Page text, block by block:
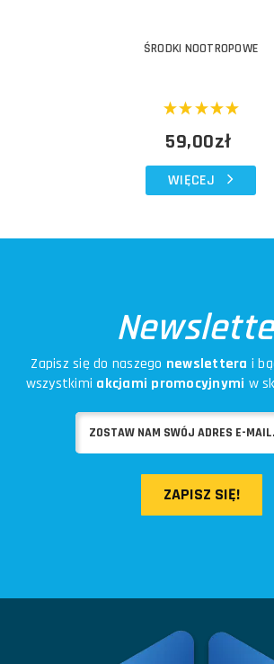
ŚRODKI NOOTROPOWE
59,00zł
WIĘCEJ
Zapisz się do naszego newslettera i
wszystkimi akcjami promocyjnymi w
ZAPISZ SIĘ!